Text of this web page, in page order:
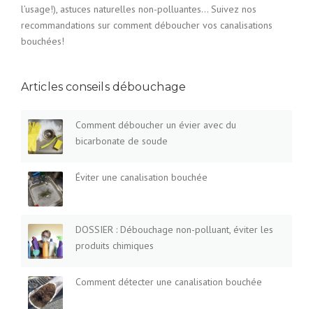
l’usage!), astuces naturelles non-polluantes… Suivez nos
recommandations sur comment déboucher vos canalisations
bouchées!
Articles conseils débouchage
Comment déboucher un évier avec du
bicarbonate de soude
Éviter une canalisation bouchée
DOSSIER : Débouchage non-polluant, éviter les
produits chimiques
Comment détecter une canalisation bouchée